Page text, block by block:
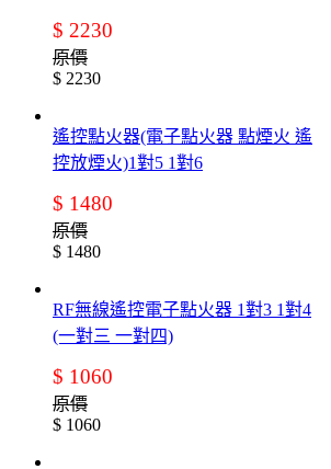
$ 2230
原價
$ 2230
遙控點火器(電子點火器 點煙火 遙
控放煙火)1對5 1對6
$ 1480
原價
$ 1480
RF無線遙控電子點火器 1對3 1對4
(一對三 一對四)
$ 1060
原價
$ 1060